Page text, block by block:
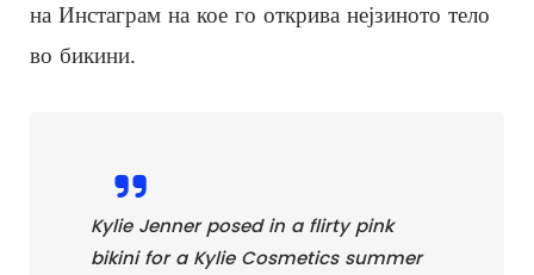
на Инстаграм на кое го открива нејзиното тело
во бикини.
Kylie Jenner posed in a flirty pink
bikini for a Kylie Cosmetics summer